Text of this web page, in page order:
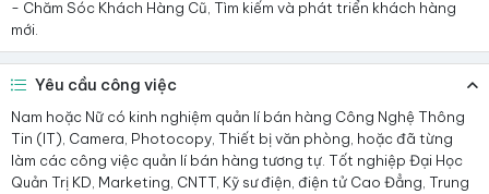
- Chăm Sóc Khách Hàng Cũ, Tìm kiếm và phát triển khách hàng
mới.
Yêu cầu công việc
Nam hoặc Nữ có kinh nghiệm quản lí bán hàng Công Nghệ Thông
Tin (IT), Camera, Photocopy, Thiết bị văn phòng, hoặc đã từng
làm các công việc quản lí bán hàng tương tự. Tốt nghiệp Đại Học
Quản Trị KD, Marketing, CNTT, Kỹ sư điện, điện tử Cao Đẳng, Trung